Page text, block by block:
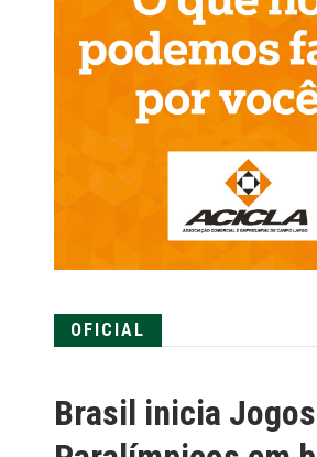
OFICIAL
Brasil inicia Jogos